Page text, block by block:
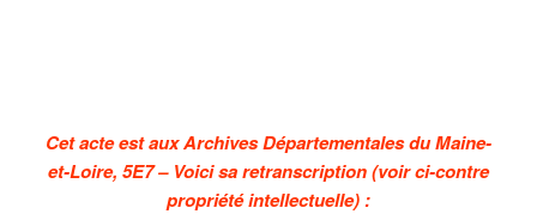
Cet acte est aux Archives Départementales du Maine-
et-Loire, 5E7 – Voici sa retranscription (voir ci-contre
propriété intellectuelle) :